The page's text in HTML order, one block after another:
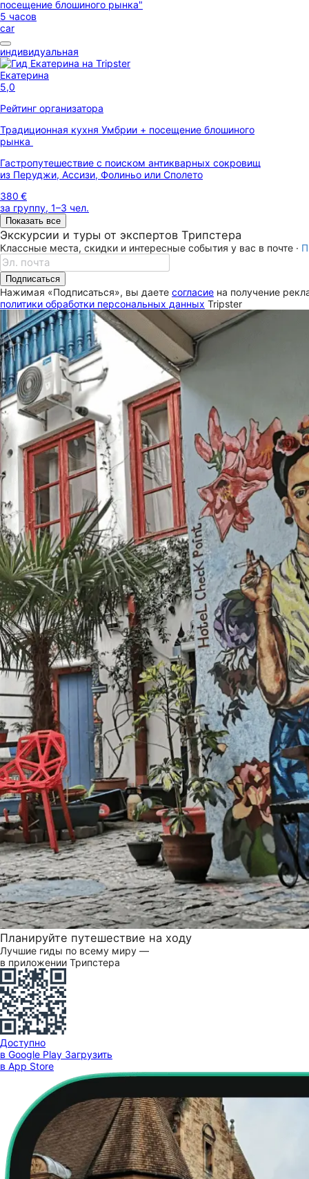
5 часов
car
индивидуальная
Екатерина
5,0
Рейтинг организатора
Традиционная кухня Умбрии + посещение блошиного
рынка
Гастропутешествие с поиском антикварных сокровищ
из Перуджи, Ассизи, Фолиньо или Сполето
380 €
за группу, 1–3 чел.
Показать все
Экскурсии и туры от экспертов Трипстера
Классные места, скидки и интересные события у вас в почте ·
Подписаться
Нажимая «Подписаться», вы даете согласие на получение
политики обработки персональных данных Tripster
Планируйте путешествие на ходу
Лучшие гиды по всему миру —
в приложении Трипстера
Доступно
в Google Play Загрузить
в App Store